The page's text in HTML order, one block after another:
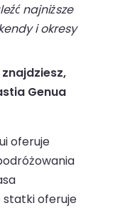
najniższe
i okresy
Genua
oferuje
statki oferuje